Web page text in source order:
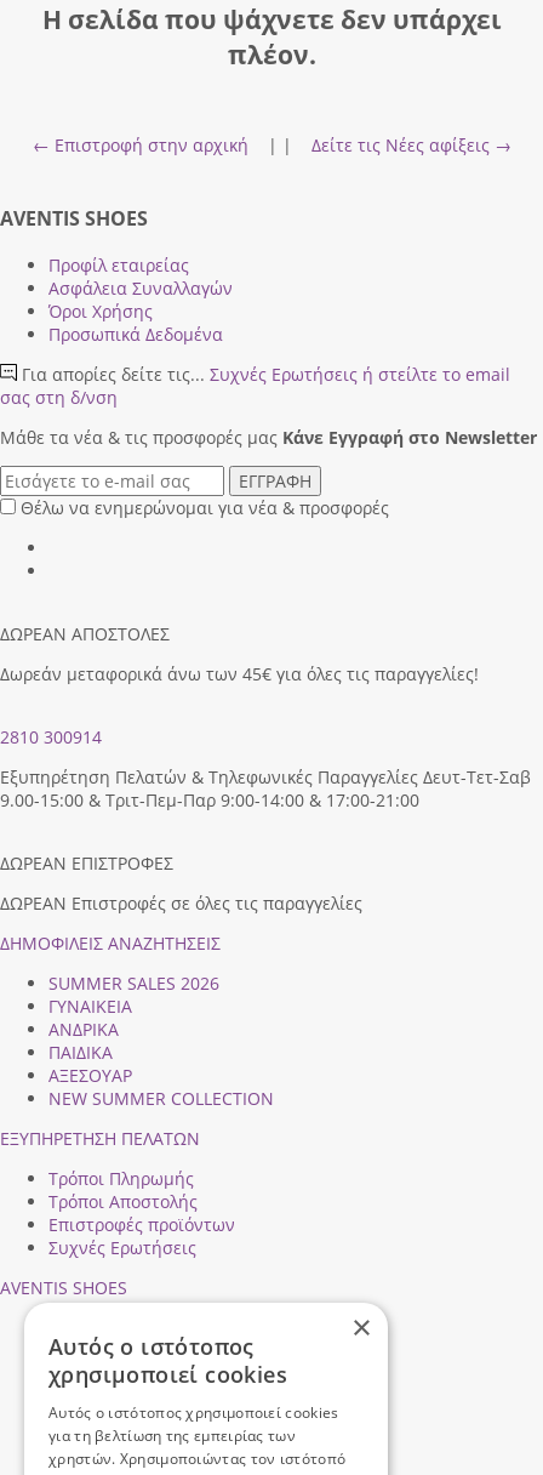
Η σελίδα που ψάχνετε δεν υπάρχει
πλέον.
← Επιστροφή στην αρχική | | Δείτε τις Νέες αφίξεις →
AVENTIS SHOES
Προφίλ εταιρείας
Ασφάλεια Συναλλαγών
Όροι Χρήσης
Προσωπικά Δεδομένα
Για απορίες δείτε τις... Συχνές Ερωτήσεις ή στείλτε το email
σας στη δ/νση
Μάθε τα νέα & τις προσφορές μας Κάνε Eγγραφή στο Newsletter
ΕΓΓΡΑΦΗ
Θέλω να ενημερώνομαι για νέα & προσφορές
ΔΩΡΕΑΝ ΑΠΟΣΤΟΛΕΣ
Δωρεάν μεταφορικά άνω των 45€ για όλες τις παραγγελίες!
2810 300914
Εξυπηρέτηση Πελατών & Τηλεφωνικές Παραγγελίες Δευτ-Τετ-Σαβ
9.00-15:00 & Τριτ-Πεμ-Παρ 9:00-14:00 & 17:00-21:00
ΔΩΡΕΑΝ ΕΠΙΣΤΡΟΦΕΣ
ΔΩΡΕΑΝ Επιστροφές σε όλες τις παραγγελίες
ΔΗΜΟΦΙΛEIΣ ΑΝΑΖΗΤΗΣΕΙΣ
SUMMER SALES 2026
ΓΥΝΑΙΚΕΙΑ
ΑΝΔΡΙΚΑ
ΠΑΙΔΙΚΑ
ΑΞΕΣΟΥΑΡ
NEW SUMMER COLLECTION
ΕΞΥΠΗΡΕΤΗΣΗ ΠΕΛΑΤΩΝ
Τρόποι Πληρωμής
Τρόποι Αποστολής
Επιστροφές προϊόντων
Συχνές Ερωτήσεις
AVENTIS SHOES
Ασφάλεια Συναλλαγών
Προσωπικά Δεδομένα
Όροι Χρήσης
×
Αυτός ο ιστότοπος
χρησιμοποιεί cookies
Αυτός ο ιστότοπος χρησιμοποιεί cookies
για τη βελτίωση της εμπειρίας των
χρηστών. Χρησιμοποιώντας τον ιστότοπό